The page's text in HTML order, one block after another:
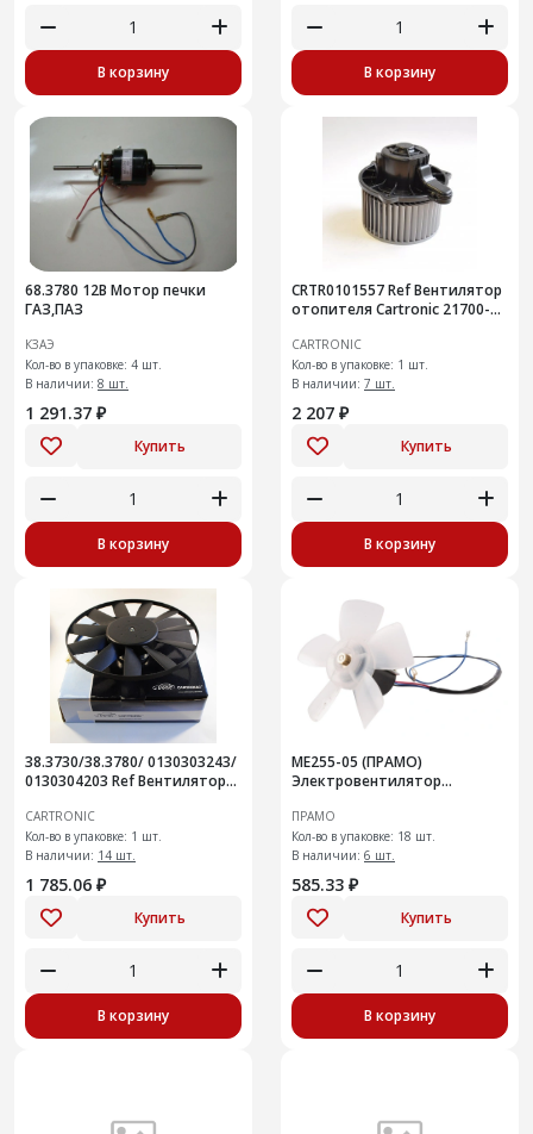
В корзину В корзину
68.3780 12В Мотор печки
ГАЗ,ПАЗ
КЗАЭ
Кол-во в упаковке: 4 шт.
В наличии: 8 шт.
1 291.37 ₽
Купить
В корзину
CRTR0101557 Ref Вентилятор
отопителя Cartronic 21700-
CARTRONIC
Кол-во в упаковке: 1 шт.
В наличии: 7 шт.
2 207 ₽
Купить
В корзину
38.3730/38.3780/ 0130303243/
0130304203 Ref Вентилятор
CTR0101472
CARTRONIC
Кол-во в упаковке: 1 шт.
В наличии: 14 шт.
1 785.06 ₽
Купить
В корзину
МЕ255-05 (ПРАМО)
Электровентилятор
ПРАМО
Кол-во в упаковке: 18 шт.
В наличии: 6 шт.
585.33 ₽
Купить
В корзину